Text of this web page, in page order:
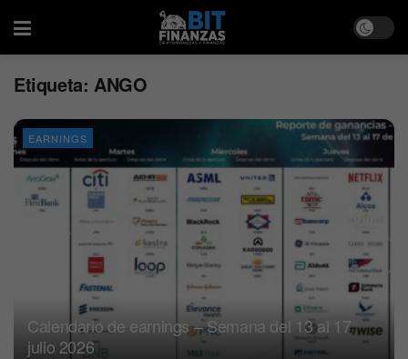
Etiqueta: ANGO
EARNINGS
Calendario de earnings – Semana del 13 al 17
julio 2026